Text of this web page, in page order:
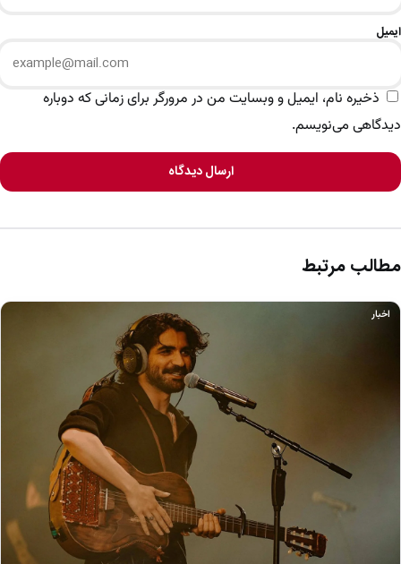
ایمیل
ذخیره نام، ایمیل و وبسایت من در مرورگر برای زمانی که دوباره
دیدگاهی می‌نویسم.
ارسال دیدگاه
مطالب مرتبط
اخبار